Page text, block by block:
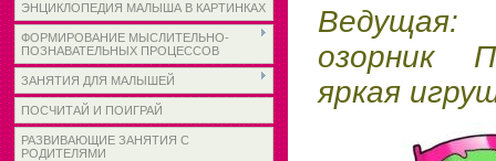
ЭНЦИКЛОПЕДИЯ МАЛЫША В КАРТИНКАХ
ФОРМИРОВАНИЕ МЫСЛИТЕЛЬНО-
ПОЗНАВАТЕЛЬНЫХ ПРОЦЕССОВ
ЗАНЯТИЯ ДЛЯ МАЛЫШЕЙ
ПОСЧИТАЙ И ПОИГРАЙ
РАЗВИВАЮЩИЕ ЗАНЯТИЯ С
РОДИТЕЛЯМИ
Ведущая:
озорник
яркая